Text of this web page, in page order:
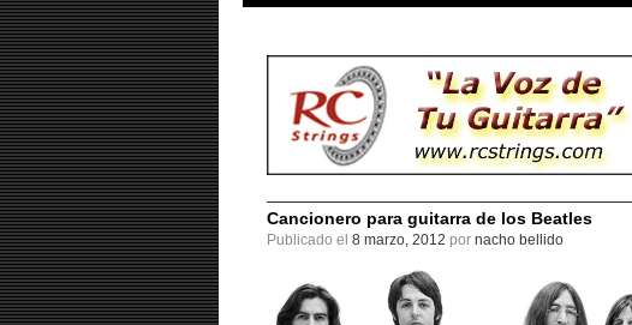
Cancionero para guitarra de los Beatles
Publicado el 8 marzo, 2012 por nacho bellido